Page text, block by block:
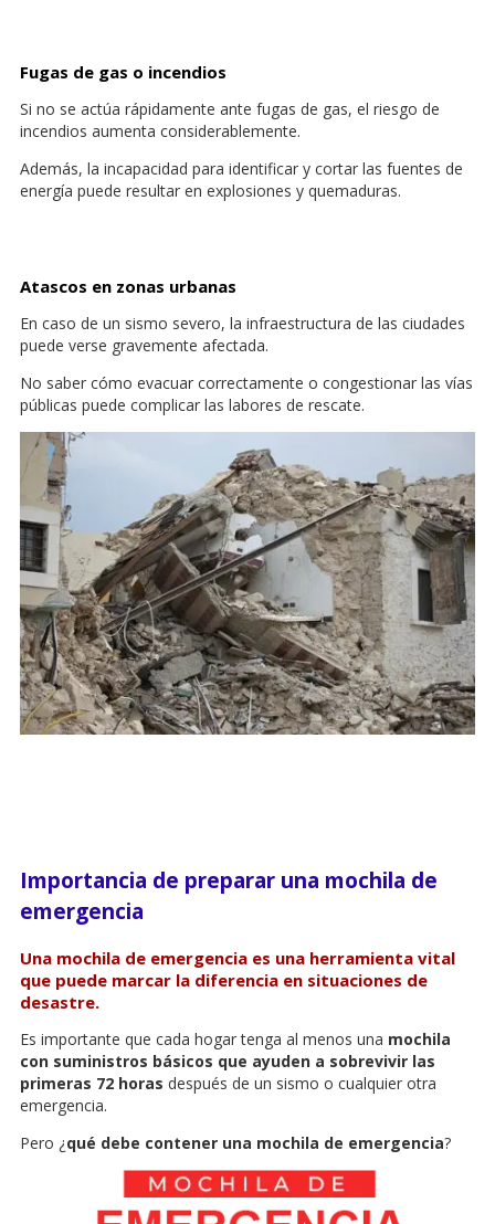
Fugas de gas o incendios
Si no se actúa rápidamente ante fugas de gas, el riesgo de
incendios aumenta considerablemente.
Además, la incapacidad para identificar y cortar las fuentes de
energía puede resultar en explosiones y quemaduras.
Atascos en zonas urbanas
En caso de un sismo severo, la infraestructura de las ciudades
puede verse gravemente afectada.
No saber cómo evacuar correctamente o congestionar las vías
públicas puede complicar las labores de rescate.
Importancia de preparar una mochila de
emergencia
Una mochila de emergencia es una herramienta vital
que puede marcar la diferencia en situaciones de
desastre.
Es importante que cada hogar tenga al menos una mochila
con suministros básicos que ayuden a sobrevivir las
primeras 72 horas después de un sismo o cualquier otra
emergencia.
Pero ¿qué debe contener una mochila de emergencia?